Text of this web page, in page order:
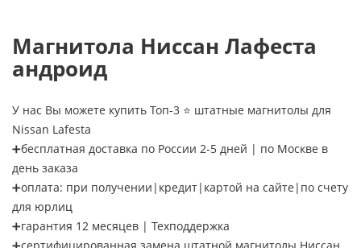
Магнитола Ниссан Лафеста
андроид
У нас Вы можете купить Топ-3 ⭐ штатные магнитолы для
Nissan Lafesta
➕бесплатная доставка по России 2-5 дней | по Москве в
день заказа
➕оплата: при получении|кредит|картой на сайте|по счету
для юрлиц
➕гарантия 12 месяцев | Техподдержка